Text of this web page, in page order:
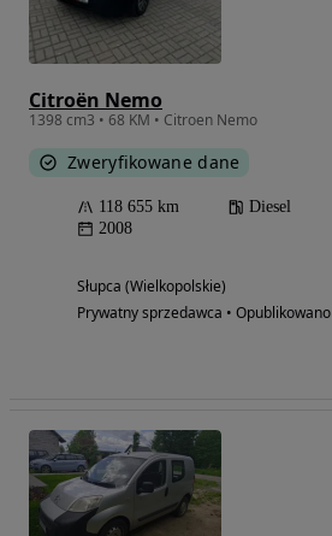
Citroën Nemo
1398 cm3 • 68 KM • Citroen Nemo
Zweryfikowane dane
118 655 km Diesel
2008
Słupca (Wielkopolskie)
Prywatny sprzedawca • Opublikowano